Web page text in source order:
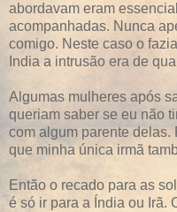
abordavam eram
acompanhadas. Nunca
comigo. Neste caso o
India a intrusão era de
Algumas mulheres após
queriam saber se eu não
com algum parente delas.
que minha única irmã
Então o recado para as
é só ir para a Índia ou Irã.